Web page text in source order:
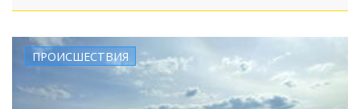
ПРОИСШЕСТВИЯ